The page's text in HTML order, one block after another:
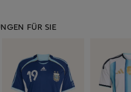
FÜR SIE